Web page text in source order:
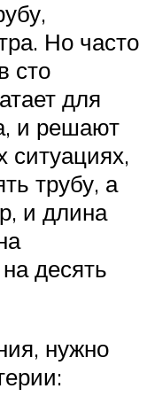
Но часто
сто
для
и решают
ситуациях,
трубу, а
и длина
десять
нужно